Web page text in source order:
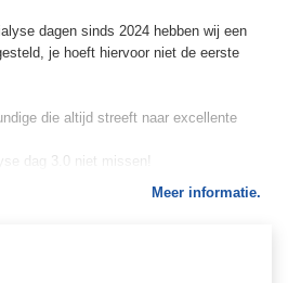
dagen sinds 2024 hebben wij een
je hoeft hiervoor niet de eerste
die altijd streeft naar excellente
dag 3.0 niet missen!
zijn:
Meer informatie.